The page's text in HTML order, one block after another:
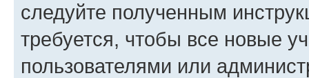
следуйте полученным
требуется, чтобы все новые
пользователями или